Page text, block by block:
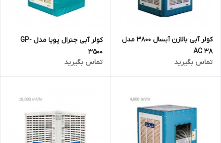
کولر آبی بالازن آبسال 3800 مدل
AC 38
تماس بگیرید
کولر آبی جنرال پویا مدل GP-
3500
تماس بگیرید